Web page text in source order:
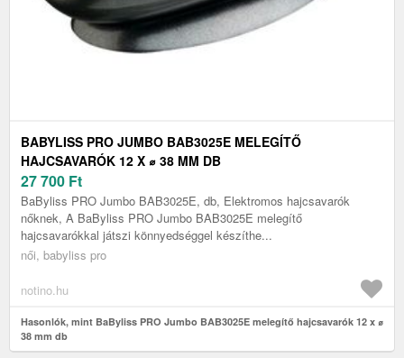
BABYLISS PRO JUMBO BAB3025E MELEGÍTŐ
HAJCSAVARÓK 12 X ⌀ 38 MM DB
27 700 Ft
BaByliss PRO Jumbo BAB3025E, db, Elektromos hajcsavarók
nőknek, A BaByliss PRO Jumbo BAB3025E melegítő
hajcsavarókkal játszi könnyedséggel készíthe...
női, babyliss pro
notino.hu
Hasonlók, mint BaByliss PRO Jumbo BAB3025E melegítő hajcsavarók 12 x ⌀
38 mm db